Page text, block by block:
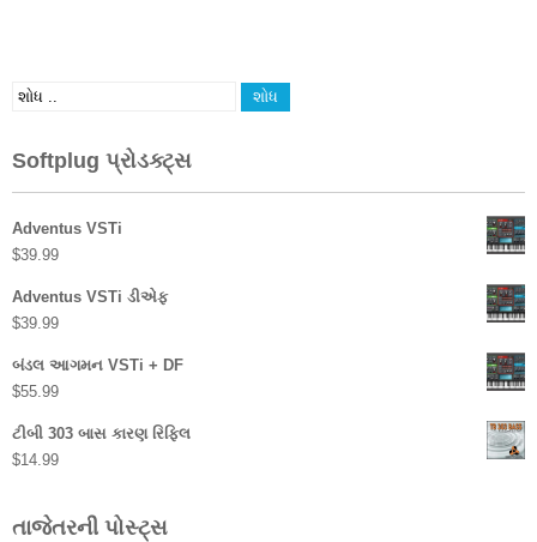
Softplug પ્રોડક્ટ્સ
Adventus VSTi
$39.99
Adventus VSTi ડીએફ
$39.99
બંડલ આગમન VSTi + DF
$55.99
ટીબી 303 બાસ કારણ રિફિલ
$14.99
તાજેતરની પોસ્ટ્સ